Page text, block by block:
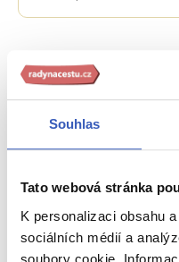
Souhlas
Tato webová stránka
K personalizaci obsahu
sociálních médií a
soubory cookie.
Jídlo a pití